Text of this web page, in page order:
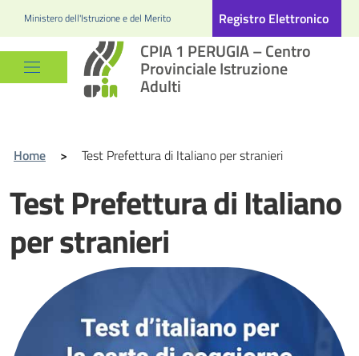
Ministero dell'Istruzione e del Merito Registro Elettronico
CPIA 1 PERUGIA – Centro
Provinciale Istruzione
Adulti
Home > Test Prefettura di Italiano per stranieri
Test Prefettura di Italiano
per stranieri